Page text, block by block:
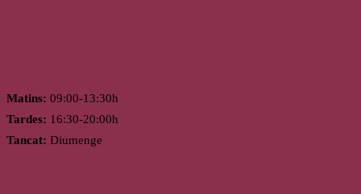
Matins: 09:00-13:30h
Tardes: 16:30-20:00h
Tancat: Diumenge